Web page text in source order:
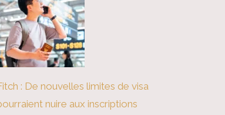
: De nouvelles limites de visa
nuire aux inscriptions